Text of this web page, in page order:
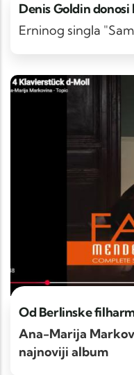
Denis Goldin
Erninog singla
Od Berlinske
Ana-Marija
najnoviji album